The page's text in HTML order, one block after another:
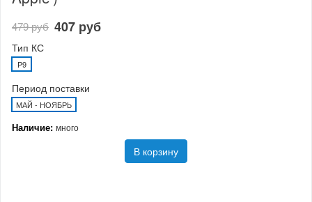
479 руб 407 руб
Тип КС
P9
Период поставки
МАЙ - НОЯБРЬ
Наличие: много
В корзину